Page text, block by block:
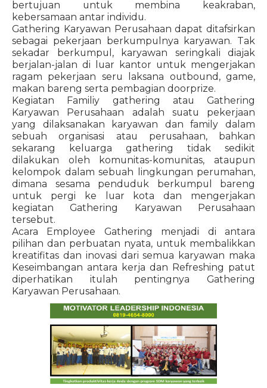
bertujuan untuk membina keakraban,
kebersamaan antar individu.
Gathering Karyawan Perusahaan dapat ditafsirkan
sebagai pekerjaan berkumpulnya karyawan. Tak
sekadar berkumpul, karyawan seringkali diajak
berjalan-jalan di luar kantor untuk mengerjakan
ragam pekerjaan seru laksana outbound, game,
makan bareng serta pembagian doorprize.
Kegiatan Familiy gathering atau Gathering
Karyawan Perusahaan adalah suatu pekerjaan
yang dilaksanakan karyawan dan family dalam
sebuah organisasi atau perusahaan, bahkan
sekarang keluarga gathering tidak sedikit
dilakukan oleh komunitas-komunitas, ataupun
kelompok dalam sebuah lingkungan perumahan,
dimana sesama penduduk berkumpul bareng
untuk pergi ke luar kota dan mengerjakan
kegiatan Gathering Karyawan Perusahaan
tersebut.
Acara Employee Gathering menjadi di antara
pilihan dan perbuatan nyata, untuk membalikkan
kreatifitas dan inovasi dari semua karyawan maka
Keseimbangan antara kerja dan Refreshing patut
diperhatikan itulah pentingnya Gathering
Karyawan Perusahaan.